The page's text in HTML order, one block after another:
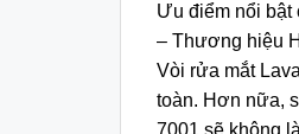
Ưu điểm nổi bật
– Thương hiệu
Vòi rửa mắt
toàn. Hơn nữa,